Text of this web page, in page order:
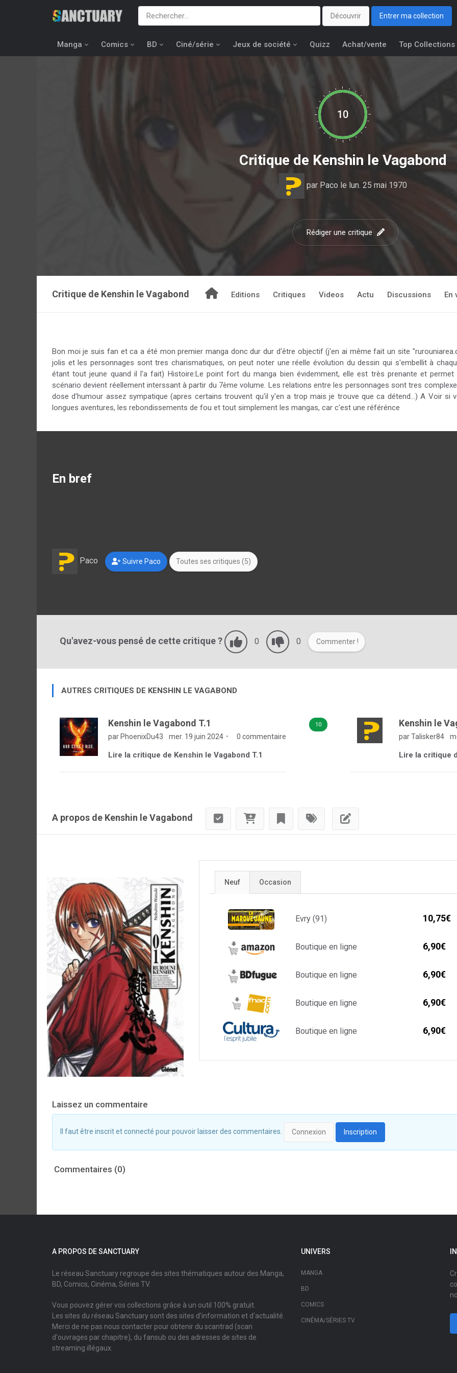
Découvrir Entrer ma collection
Manga Comics BD Ciné/série Jeux de société Quizz Achat/vente Top Collections
10
Critique de Kenshin le Vagabond
par Paco le lun. 25 mai 1970
Rédiger une critique
Critique de Kenshin le Vagabond Editions Critiques Videos Actu Discussions En
Bon moi je suis fan et ca a été mon premier manga donc dur dur d'être objectif (j'en ai même fait un site
jolis et les personnages sont tres charismatiques, on peut noter une réelle évolution du dessin qui s'embellit à
étant tout jeune quand il l'a fait) Histoire:Le point fort du manga bien évidemment, elle est très prenante et
scénario devient réellement interssant à partir du 7ème volume. Les relations entre les personnages sont tres
dose d'humour assez sympatique (apres certains trouvent qu'il y'en a trop mais je trouve que ca détend...) A Voir si
longues aventures, les rebondissements de fou et tout simplement les mangas, car c'est une référénce
En bref
Paco Suivre Paco Toutes ses critiques (5)
Qu'avez-vous pensé de cette critique ? 0 0 Commenter !
AUTRES CRITIQUES DE KENSHIN LE VAGABOND
10
Kenshin le Vagabond T.1
par PhoenixDu43 mer. 19 juin 2024 0 commentaire
Lire la critique de Kenshin le Vagabond T.1
Kenshin le
par Talisker84
Lire la critique
A propos de Kenshin le Vagabond
Neuf Occasion
Evry (91) 10,75€
Boutique en ligne 6,90€
Boutique en ligne 6,90€
Boutique en ligne 6,90€
Boutique en ligne 6,90€
Laissez un commentaire
Il faut être inscrit et connecté pour pouvoir laisser des commentaires. Connexion Inscription
Commentaires (0)
A PROPOS DE SANCTUARY
Le réseau Sanctuary regroupe des sites thématiques autour des Manga,
BD, Comics, Cinéma, Séries TV.
Vous pouvez gérer vos collections grâce à un outil 100% gratuit.
Les sites du réseau Sanctuary sont des sites d'information et d'actualité.
Merci de ne pas nous contacter pour obtenir du scantrad (scan
d'ouvrages par chapitre), du fansub ou des adresses de sites de
streaming illégaux.
UNIVERS
MANGA
BD
COMICS
CINÉMA/SÉRIES TV